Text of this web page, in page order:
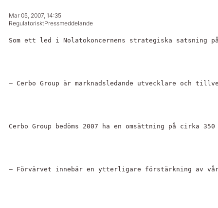
Mar 05, 2007, 14:35
RegulatorisktPressmeddelande
Som ett led i Nolatokoncernens strategiska satsning
– Cerbo Group är marknadsledande utvecklare och
Cerbo Group bedöms 2007 ha en omsättning på
– Förvärvet innebär en ytterligare förstärkning av